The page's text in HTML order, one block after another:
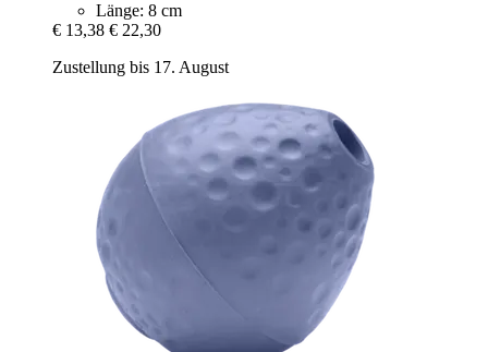
Länge: 8 cm
€ 13,38 € 22,30
Zustellung bis 17. August